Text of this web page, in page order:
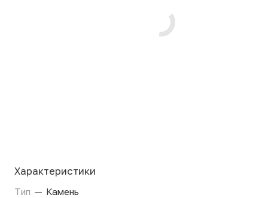
Характеристики
Тип — Камень